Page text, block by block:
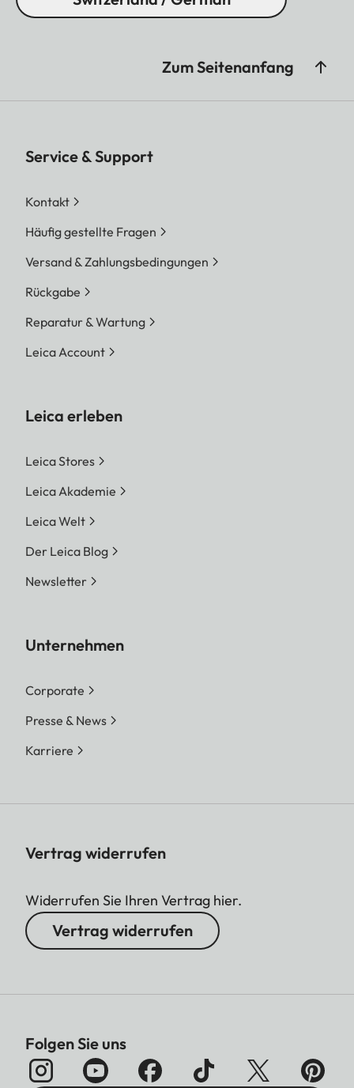
Zum Seitenanfang
Service & Support
Kontakt
Häufig gestellte Fragen
Versand & Zahlungsbedingungen
Rückgabe
Reparatur & Wartung
Leica Account
Leica erleben
Leica Stores
Leica Akademie
Leica Welt
Der Leica Blog
Newsletter
Unternehmen
Corporate
Presse & News
Karriere
Vertrag widerrufen
Widerrufen Sie Ihren Vertrag hier.
Vertrag widerrufen
Folgen Sie uns